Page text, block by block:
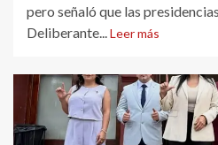
pero señaló que las
Deliberante... Leer más